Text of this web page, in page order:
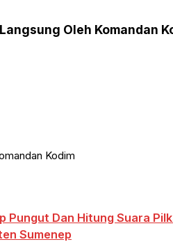
Oleh Komandan
Pungut Dan Hitung Suara
Sumenep